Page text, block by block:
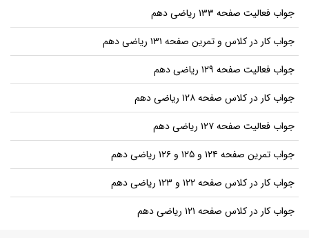
جواب فعالیت صفحه ۱۳۳ ریاضی دهم
جواب کار در کلاس و تمرین صفحه ۱۳۱ ریاضی دهم
جواب فعالیت صفحه ۱۲۹ ریاضی دهم
جواب کار در کلاس صفحه ۱۲۸ ریاضی دهم
جواب فعالیت صفحه ۱۲۷ ریاضی دهم
جواب تمرین صفحه ۱۲۴ و ۱۲۵ و ۱۲۶ ریاضی دهم
جواب کار در کلاس صفحه ۱۲۲ و ۱۲۳ ریاضی دهم
جواب کار در کلاس صفحه ۱۲۱ ریاضی دهم